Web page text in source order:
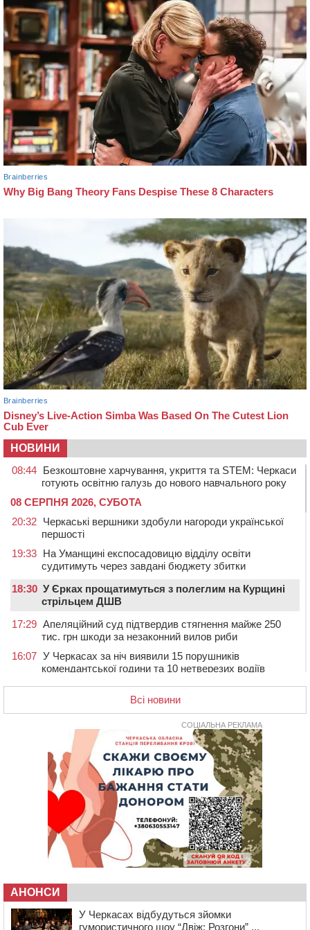
НОВИНИ
08:44 Безкоштовне харчування, укриття та STEM: Черкаси
готують освітню галузь до нового навчального року
08 СЕРПНЯ 2026, СУБОТА
20:32 Черкаські вершники здобули нагороди української
першості
19:33 На Уманщині експосадовицю відділу освіти
судитимуть через завдані бюджету збитки
18:30 У Єрках прощатимуться з полеглим на Курщині
стрільцем ДШВ
17:29 Апеляційний суд підтвердив стягнення майже 250
тис. грн шкоди за незаконний вилов риби
16:07 У Черкасах за ніч виявили 15 порушників
комендантської години та 10 нетверезих водіїв
15:12 На Золотоніщині водійка збила пішохода, який
На Черкащині прокуратура через суд вимагає взяти
під охорону 188-річну церкву
У Смілі біля магазину під колесами вантажівки
загинула жінка
У Черкасах пропонують для приватизації
п’ятиповерховий об’єкт у центрі міста
Не вистачає стажу для пенсії: як його докупити та що
потрібно знати
У Черкасах виявили низку недоліків у гуртожитку, де
проживають ВПО
20:55
На Черкащині врятували рідкісного чорного грифа
(ФОТО)
Всі новини
СОЦІАЛЬНА РЕКЛАМА
АНОНСИ
У Черкасах відбудуться зйомки
гумористичного шоу “Двіж: Розгони” ...